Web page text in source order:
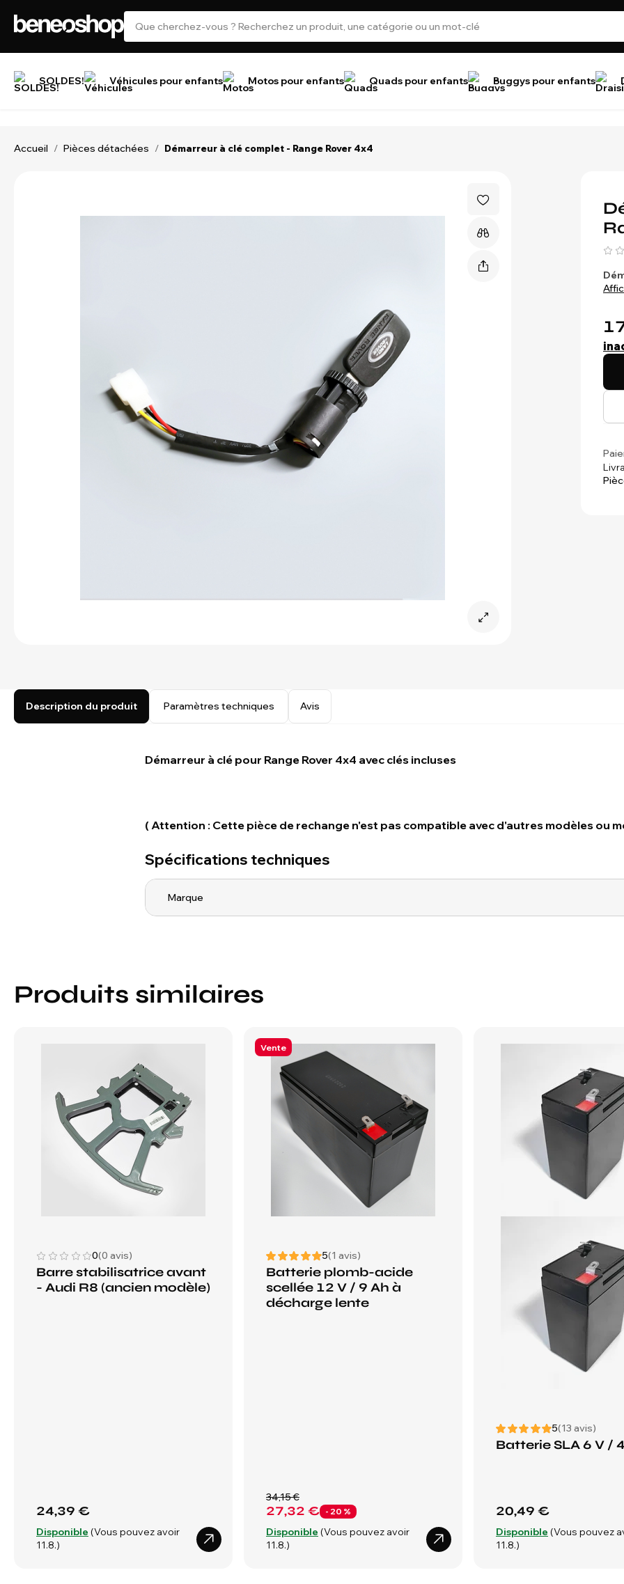
SOLDES! Véhicules pour enfants Motos pour enfants Quads pour enfants Buggys pour enfants
Accueil / Pièces détachées / Démarreur à clé complet - Range Rover 4x4
Description du produit Paramètres techniques Avis
Démarreur à clé pour Range Rover 4x4 avec clés incluses
( Attention : Cette pièce de rechange n'est pas compatible avec d'autres modèles ou
Spécifications techniques
Marque
Produits similaires
0(0 avis)
Barre stabilisatrice avant
- Audi R8 (ancien modèle)
24,39 €
Disponible (Vous pouvez avoir
11.8.)
Vente
5(1 avis)
Batterie plomb-acide
scellée 12 V / 9 Ah à
décharge lente
27,32 € - 20 %
34,15 €
Disponible (Vous pouvez avoir
11.8.)
5(13 avis)
Batterie SLA 6 V /
20,49 €
Disponible (Vous pouvez
11.8.)